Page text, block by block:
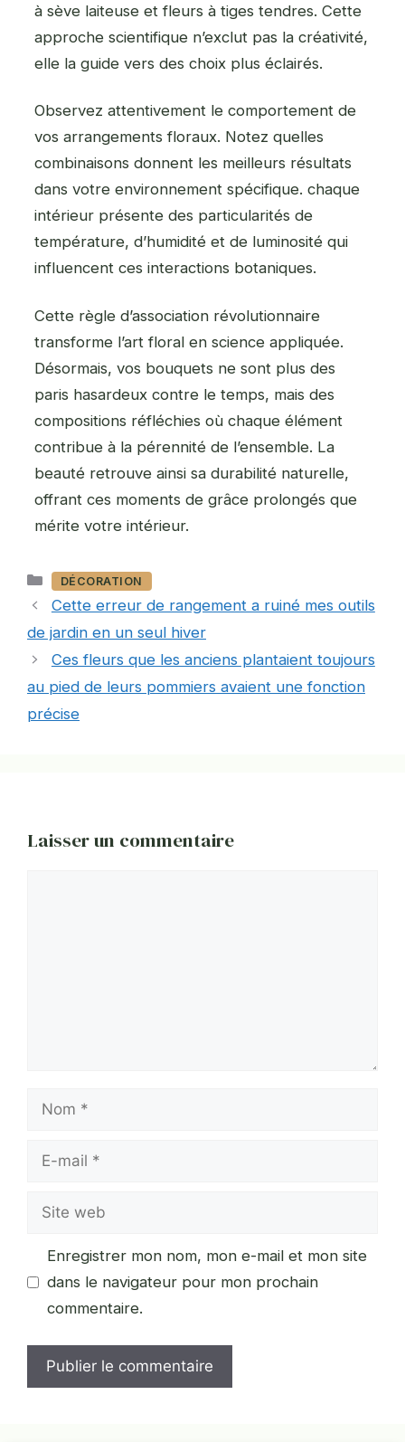
à sève laiteuse et fleurs à tiges tendres. Cette
approche scientifique n’exclut pas la créativité,
elle la guide vers des choix plus éclairés.
Observez attentivement le comportement de
vos arrangements floraux. Notez quelles
combinaisons donnent les meilleurs résultats
dans votre environnement spécifique. chaque
intérieur présente des particularités de
température, d’humidité et de luminosité qui
influencent ces interactions botaniques.
Cette règle d’association révolutionnaire
transforme l’art floral en science appliquée.
Désormais, vos bouquets ne sont plus des
paris hasardeux contre le temps, mais des
compositions réfléchies où chaque élément
contribue à la pérennité de l’ensemble. La
beauté retrouve ainsi sa durabilité naturelle,
offrant ces moments de grâce prolongés que
mérite votre intérieur.
Catégories
DÉCORATION
Cette erreur de rangement a ruiné mes outils
de jardin en un seul hiver
Ces fleurs que les anciens plantaient toujours
au pied de leurs pommiers avaient une fonction
précise
Laisser un commentaire
Nom
Site
Enregistrer mon nom, mon e-mail et mon site
dans le navigateur pour mon prochain
commentaire.